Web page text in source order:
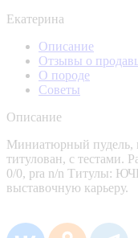
Екатерина
Описание
Отзывы о
О породе
Советы
Описание
Миниатюрный пудель,
титулован, с тестами.
0/0, pra n/n Титулы:
выставочную карьеру.